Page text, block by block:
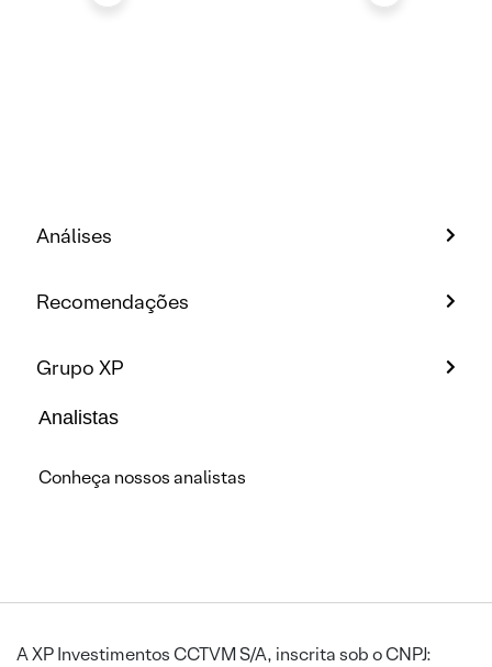
Análises
Recomendações
Grupo XP
Analistas
Conheça nossos analistas
A XP Investimentos CCTVM S/A, inscrita sob o CNPJ: